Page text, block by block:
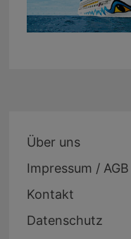
Über uns
Impressum / AGB
Kontakt
Datenschutz